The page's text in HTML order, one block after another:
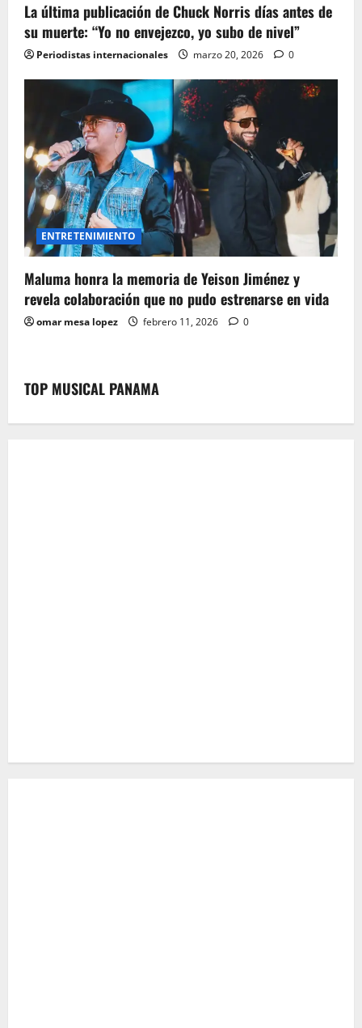
La última publicación de Chuck Norris días antes de
su muerte: “Yo no envejezco, yo subo de nivel”
Periodistas internacionales marzo 20, 2026 0
ENTRETENIMIENTO
Maluma honra la memoria de Yeison Jiménez y
revela colaboración que no pudo estrenarse en vida
omar mesa lopez febrero 11, 2026 0
TOP MUSICAL PANAMA